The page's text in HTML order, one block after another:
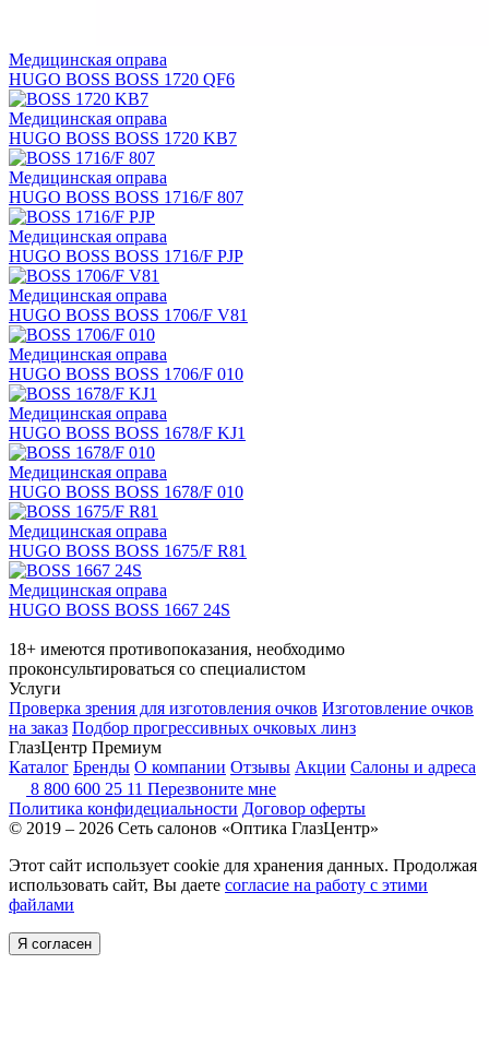
Медицинская оправа
HUGO BOSS BOSS 1720 QF6
Медицинская оправа
HUGO BOSS BOSS 1720 KB7
Медицинская оправа
HUGO BOSS BOSS 1716/F 807
Медицинская оправа
HUGO BOSS BOSS 1716/F PJP
Медицинская оправа
HUGO BOSS BOSS 1706/F V81
Медицинская оправа
HUGO BOSS BOSS 1706/F 010
Медицинская оправа
HUGO BOSS BOSS 1678/F KJ1
Медицинская оправа
HUGO BOSS BOSS 1678/F 010
Медицинская оправа
HUGO BOSS BOSS 1675/F R81
Медицинская оправа
HUGO BOSS BOSS 1667 24S
18+ имеются противопоказания, необходимо
проконсультироваться со специалистом
Услуги
Проверка зрения для изготовления очков Изготовление очков
на заказ Подбор прогрессивных очковых линз
ГлазЦентр Премиум
Каталог Бренды О компании Отзывы Акции Салоны и адреса
8 800 600 25 11 Перезвоните мне
Политика конфидециальности Договор оферты
© 2019 – 2026 Сеть салонов «Оптика ГлазЦентр»
Этот сайт использует cookie для хранения данных. Продолжая
использовать сайт, Вы даете согласие на работу с этими
файлами
Я согласен